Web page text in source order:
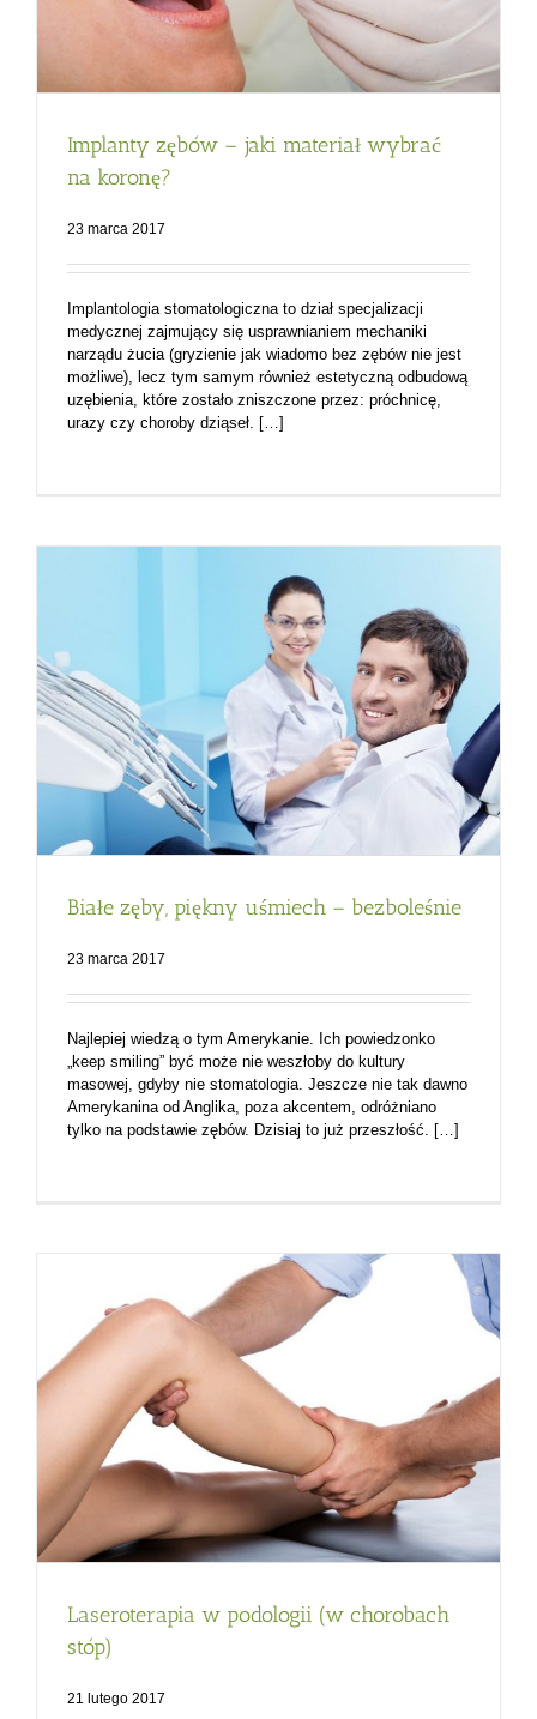
Implanty zębów – jaki materiał wybrać
na koronę?
23 marca 2017
Implantologia stomatologiczna to dział specjalizacji
medycznej zajmujący się usprawnianiem mechaniki
narządu żucia (gryzienie jak wiadomo bez zębów nie jest
możliwe), lecz tym samym również estetyczną odbudową
uzębienia, które zostało zniszczone przez: próchnicę,
urazy czy choroby dziąseł. […]
Białe zęby, piękny uśmiech – bezboleśnie
23 marca 2017
Najlepiej wiedzą o tym Amerykanie. Ich powiedzonko
„keep smiling” być może nie weszłoby do kultury
masowej, gdyby nie stomatologia. Jeszcze nie tak dawno
Amerykanina od Anglika, poza akcentem, odróżniano
tylko na podstawie zębów. Dzisiaj to już przeszłość. […]
Laseroterapia w podologii (w chorobach
stóp)
21 lutego 2017